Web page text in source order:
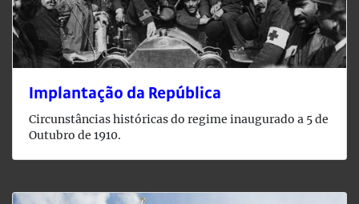
Implantação da República
Circunstâncias históricas do regime inaugurado a 5 de
Outubro de 1910.